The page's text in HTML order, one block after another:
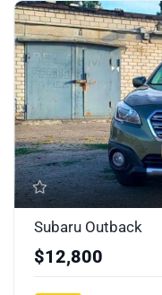
Subaru Outback
$12,800